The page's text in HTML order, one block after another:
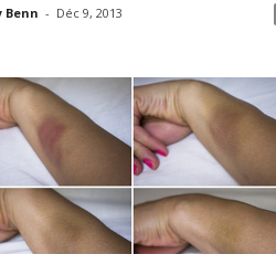
Benn - Déc 9, 2013